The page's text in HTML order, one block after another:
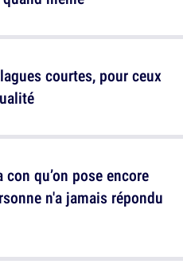
qu’on pose encore
n'a jamais répondu
courtes, pour ceux